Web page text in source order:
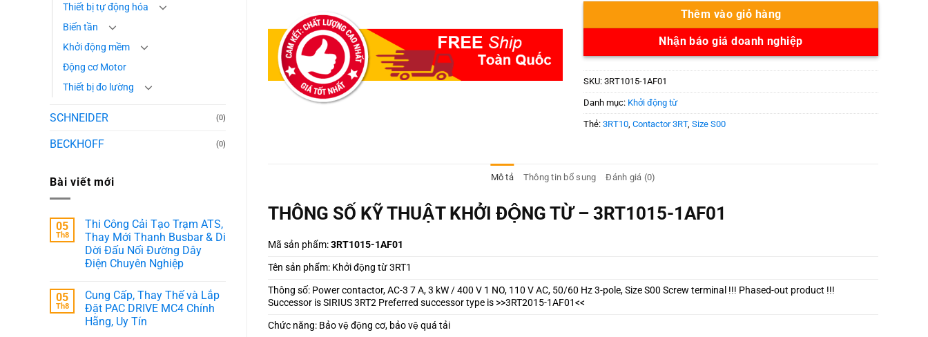
Thiết bị tự động hóa
Biến tần
Khởi động mềm
Động cơ Motor
Thiết bị đo lường
SCHNEIDER (0)
BECKHOFF (0)
Bài viết mới
05
Th8
Thi Công Cải Tạo Trạm ATS,
Thay Mới Thanh Busbar & Di
Dời Đấu Nối Đường Dây
Điện Chuyên Nghiệp
bình
luận
ở
Thi
05
Th8
Cung Cấp, Thay Thế và Lắp
Đặt PAC DRIVE MC4 Chính
Hãng, Uy Tín
Thêm vào giỏ hàng
Nhận báo giá doanh nghiệp
SKU: 3RT1015-1AF01
Danh mục: Khởi động từ
Thẻ: 3RT10 Contactor 3RT, Size S00
Mô tả Thông tin bổ sung Đánh giá (0)
THÔNG SỐ KỸ THUẬT KHỞI ĐỘNG TỪ – 3RT1015-1AF01
Mã sản phẩm:3RT1015-1AF01
Tên sản phẩm: Khởi động từ 3RT1
Thông số: Power contactor, AC-3 7 A, 3 kW / 400 V 1 NO, 110 V AC, 50/60 Hz 3-pole, Size S00 Screw terminal !!! Phased-out product !!!
Successor is SIRIUS 3RT2 Preferred successor type is >>3RT2015-1AF01<<
Chức năng: Bảo vệ động cơ, bảo vệ quá tải